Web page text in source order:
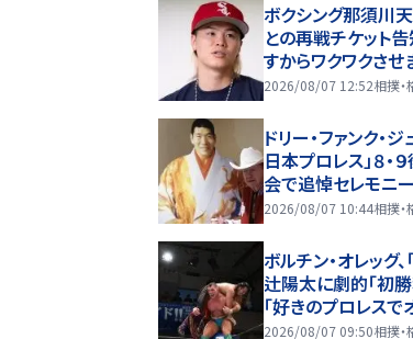
ボクシング那須川
との再戦チケット
すからワクワクさせ
2026/08/07 12:52相撲
ドリー・ファンク・
日本プロレス」８・
会で追悼セレモニ
に献花台を設置
2026/08/07 10:44相撲・
ボルチン・オレッグ、
辻陽太に劇的「初
「好きのプロレス
手になりたいから！
2026/08/07 09:50相撲